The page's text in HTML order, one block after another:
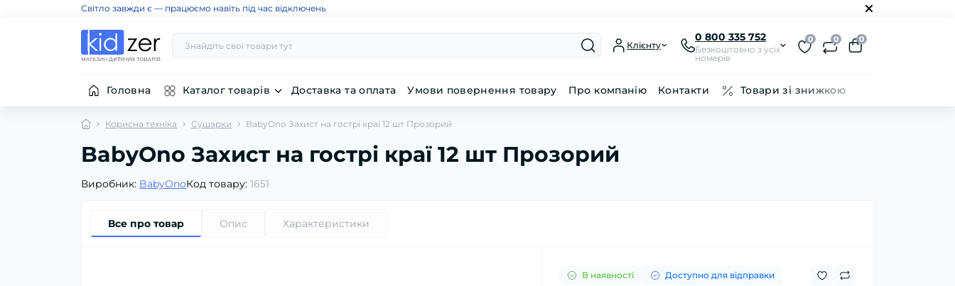
Світло завжди є — працюємо навіть під час відключень
Клієнту
0 800 335 752
Безкоштовно з усіх
номерів
0 0 0
Головна Каталог товарів Доставка та оплата Умови повернення товару Про компанію Контакти Товари зі знижкою
Корисна техніка Сушарки BabyOno Захист на гострі краї 12 шт Прозорий
BabyOno Захист на гострі краї 12 шт Прозорий
Виробник: BabyOnoКод товару: 1651
Все про товар Опис Характеристики
В наявності Доступно для відправки